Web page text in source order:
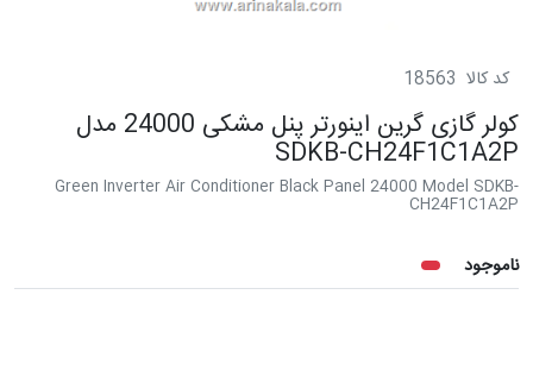
کد کالا 18563
کولر گازی گرین اینورتر پنل مشکی 24000 مدل
SDKB-CH24F1C1A2P
Green Inverter Air Conditioner Black Panel 24000 Model SDKB-
CH24F1C1A2P
ناموجود